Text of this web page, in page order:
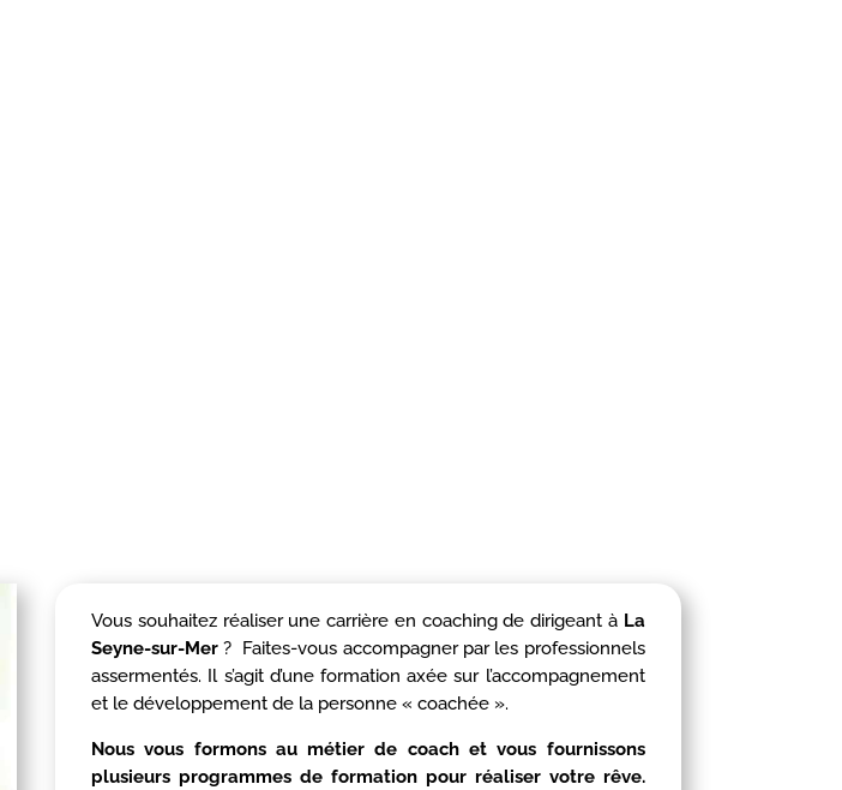
Vous souhaitez réaliser une carrière en coaching de dirigeant à La
Seyne-sur-Mer ? Faites-vous accompagner par les professionnels
assermentés. Il s’agit d’une formation axée sur l’accompagnement
et le développement de la personne « coachée ».
Nous vous formons au métier de coach et vous fournissons
plusieurs programmes de formation pour réaliser votre rêve.